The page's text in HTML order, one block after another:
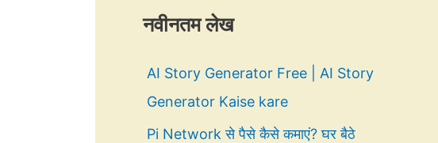
नवीनतम लेख
AI Story Generator Free | AI Story
Generator Kaise kare
Pi Network से पैसे कैसे कमाएं? घर बैठे